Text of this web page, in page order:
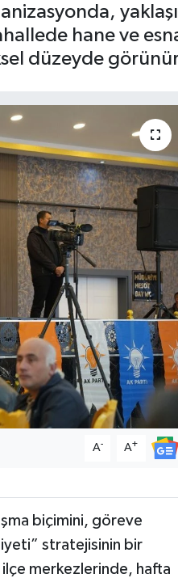
hane ve
düzeyde görünür
A- A+
biçimini, göreve
stratejisinin bir
ilçe merkezlerinde, hafta